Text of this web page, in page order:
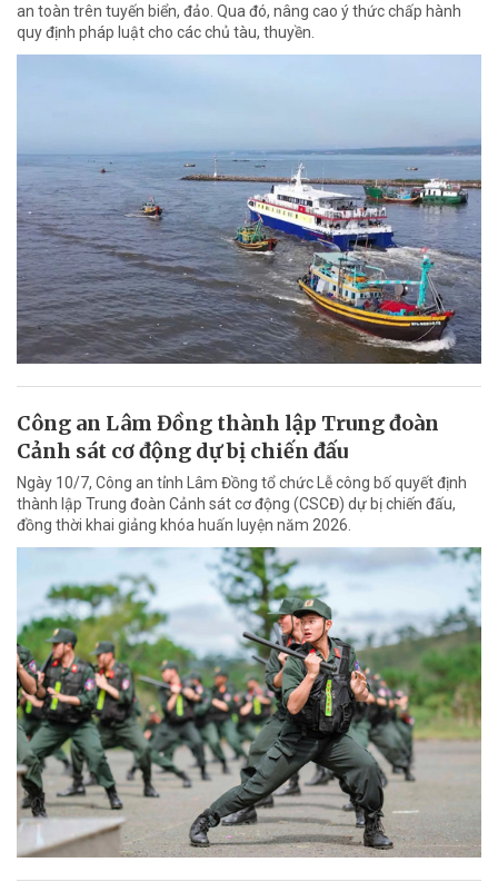
an toàn trên tuyến biển, đảo. Qua đó, nâng cao ý thức chấp hành
quy định pháp luật cho các chủ tàu, thuyền.
Công an Lâm Đồng thành lập Trung đoàn
Cảnh sát cơ động dự bị chiến đấu
Ngày 10/7, Công an tỉnh Lâm Đồng tổ chức Lễ công bố quyết định
thành lập Trung đoàn Cảnh sát cơ động (CSCĐ) dự bị chiến đấu,
đồng thời khai giảng khóa huấn luyện năm 2026.